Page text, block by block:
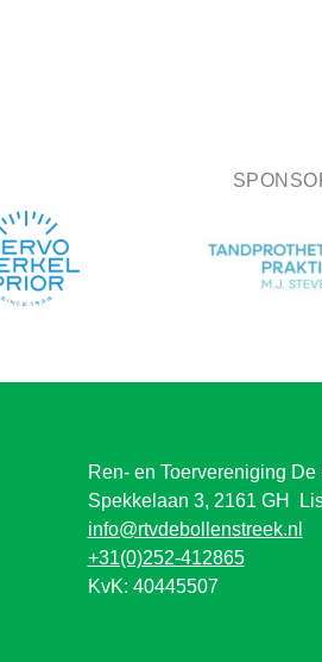
Ren- en Toervereniging
Spekkelaan 3, 2161 GH
info@rtvdebollenstreek.nl
+31(0)252-412865
KvK: 40445507